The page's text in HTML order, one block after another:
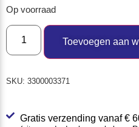
Op voorraad
Toevoegen aan
SKU: 3300003371
Gratis verzending vanaf €